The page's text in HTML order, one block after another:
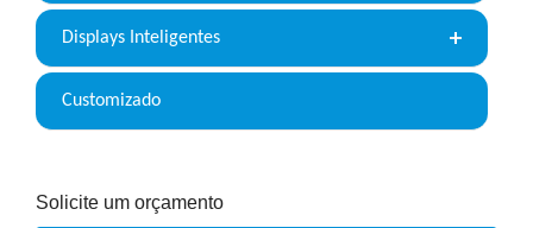
Displays Inteligentes
Customizado
Solicite um orçamento